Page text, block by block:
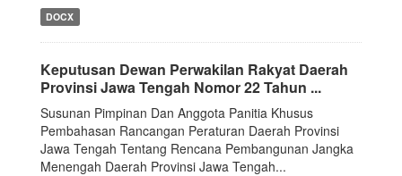
DOCX
Keputusan Dewan Perwakilan Rakyat Daerah
Provinsi Jawa Tengah Nomor 22 Tahun ...
Susunan Pimpinan Dan Anggota Panitia Khusus
Pembahasan Rancangan Peraturan Daerah Provinsi
Jawa Tengah Tentang Rencana Pembangunan Jangka
Menengah Daerah Provinsi Jawa Tengah...